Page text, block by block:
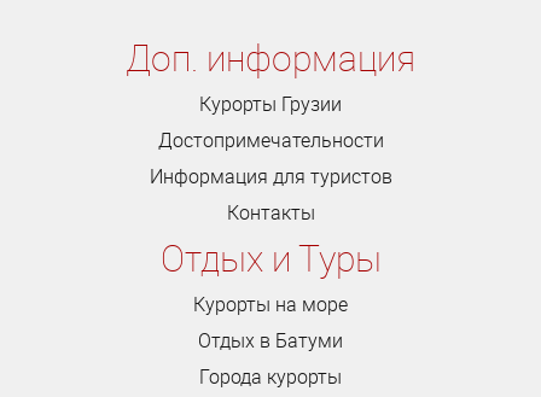
Доп. информация
Курорты Грузии
Достопримечательности
Информация для туристов
Контакты
Отдых и Туры
Курорты на море
Отдых в Батуми
Города курорты